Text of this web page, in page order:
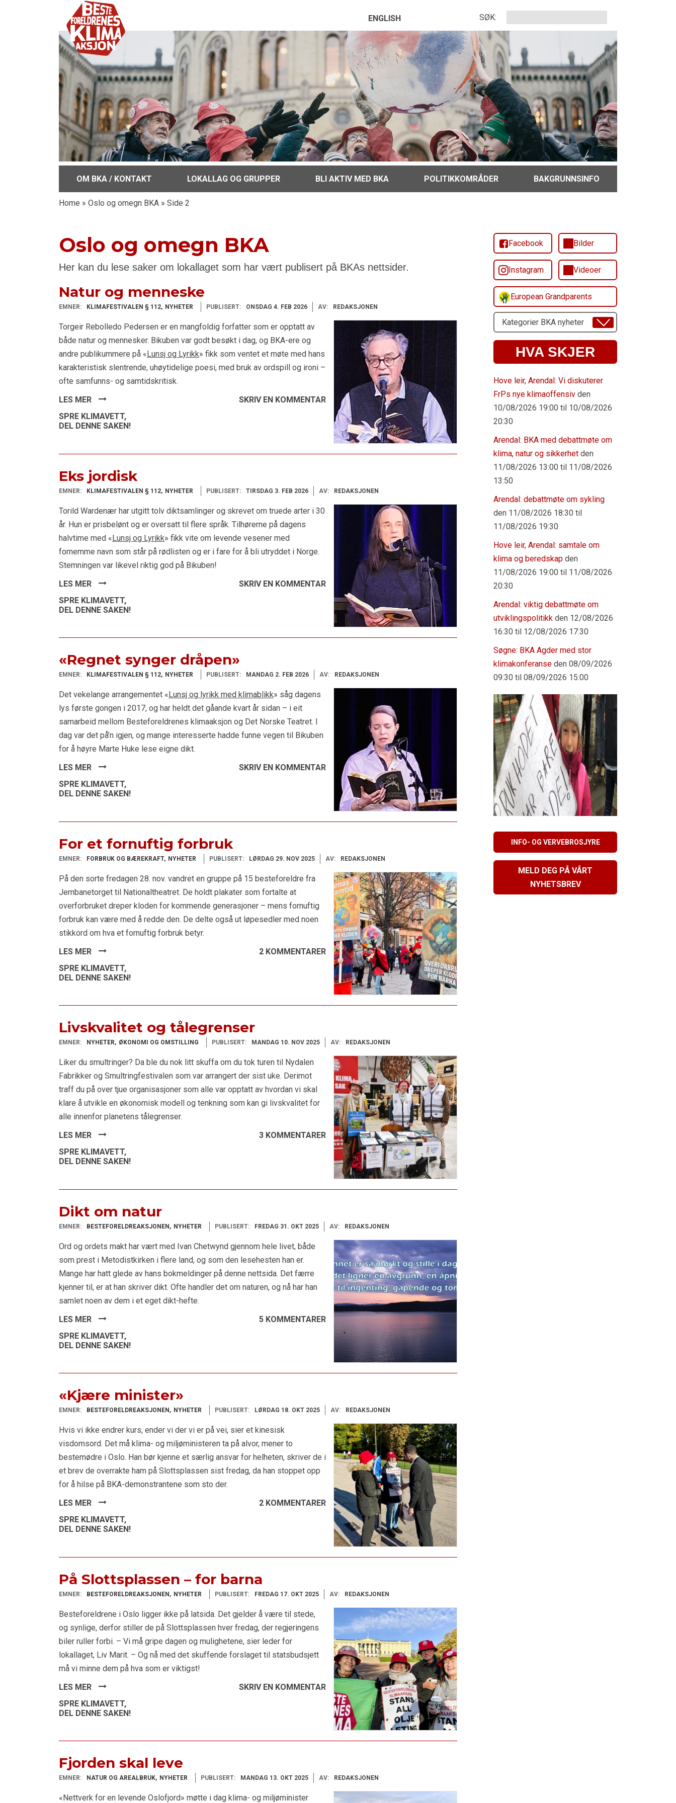
ENGLISH SØK:
OM BKA / KONTAKT LOKALLAG OG GRUPPER BLI AKTIV MED BKA POLITIKKOMRÅDER BAKGRUNNSINFO
Home » Oslo og omegn BKA » Side 2
Oslo og omegn BKA
Her kan du lese saker om lokallaget som har vært publisert på BKAs nettsider.
Natur og menneske
EMNER: KLIMAFESTIVALEN § 112 NYHETER PUBLISERT: ONSDAG 4. FEB 2026 AV: REDAKSJONEN
Torgeir Rebolledo Pedersen er en mangfoldig forfatter som er opptatt av
både natur og mennesker. Bikuben var godt besøkt i dag, og BKA-ere og
andre publikummere på «Lunsj og Lyrikk» fikk som ventet et møte med hans
karakteristisk slentrende, uhøytidelige poesi, med bruk av ordspill og ironi –
ofte samfunns- og samtidskritisk.
LES MER
SKRIV EN KOMMENTAR
SPRE KLIMAVETT,
DEL DENNE SAKEN!
Eks jordisk
EMNER: KLIMAFESTIVALEN § 112 NYHETER PUBLISERT: TIRSDAG 3. FEB 2026 AV: REDAKSJONEN
Torild Wardenær har utgitt tolv diktsamlinger og skrevet om truede arter i 30
år. Hun er prisbelønt og er oversatt til flere språk. Tilhørerne på dagens
halvtime med «Lunsj og Lyrikk» fikk vite om levende vesener med
fornemme navn som står på rødlisten og er i fare for å bli utryddet i Norge.
Stemningen var likevel riktig god på Bikuben!
LES MER
SKRIV EN KOMMENTAR
SPRE KLIMAVETT,
DEL DENNE SAKEN!
«Regnet synger dråpen»
EMNER: KLIMAFESTIVALEN § 112 NYHETER PUBLISERT: MANDAG 2. FEB 2026 AV: REDAKSJONEN
Det vekelange arrangementet «Lunsj og lyrikk med klimablikk» såg dagens
lys første gongen i 2017, og har heldt det gåande kvart år sidan – i eit
samarbeid mellom Besteforeldrenes klimaaksjon og Det Norske Teatret. I
dag var det på’n igjen, og mange interesserte hadde funne vegen til Bikuben
for å høyre Marte Huke lese eigne dikt.
LES MER
SKRIV EN KOMMENTAR
SPRE KLIMAVETT,
DEL DENNE SAKEN!
For et fornuftig forbruk
EMNER: FORBRUK OG BÆREKRAFT NYHETER PUBLISERT: LØRDAG 29. NOV 2025 AV: REDAKSJONEN
På den sorte fredagen 28. nov. vandret en gruppe på 15 besteforeldre fra
Jernbanetorget til Nationaltheatret. De holdt plakater som fortalte at
overforbruket dreper kloden for kommende generasjoner – mens fornuftig
forbruk kan være med å redde den. De delte også ut løpesedler med noen
stikkord om hva et fornuftig forbruk betyr.
LES MER
2 KOMMENTARER
SPRE KLIMAVETT,
DEL DENNE SAKEN!
Livskvalitet og tålegrenser
EMNER: NYHETER ØKONOMI OG OMSTILLING PUBLISERT: MANDAG 10. NOV 2025 AV: REDAKSJONEN
Liker du smultringer? Da ble du nok litt skuffa om du tok turen til Nydalen
Fabrikker og Smultringfestivalen som var arrangert der sist uke. Derimot
traff du på over tjue organisasjoner som alle var opptatt av hvordan vi skal
klare å utvikle en økonomisk modell og tenkning som kan gi livskvalitet for
alle innenfor planetens tålegrenser.
LES MER
3 KOMMENTARER
SPRE KLIMAVETT,
DEL DENNE SAKEN!
Dikt om natur
EMNER: BESTEFORELDREAKSJONEN NYHETER PUBLISERT: FREDAG 31. OKT 2025 AV: REDAKSJONEN
Ord og ordets makt har vært med Ivan Chetwynd gjennom hele livet, både
som prest i Metodistkirken i flere land, og som den lesehesten han er.
Mange har hatt glede av hans bokmeldinger på denne nettsida. Det færre
kjenner til, er at han skriver dikt. Ofte handler det om naturen, og nå har han
samlet noen av dem i et eget dikt-hefte.
LES MER
5 KOMMENTARER
SPRE KLIMAVETT,
DEL DENNE SAKEN!
«Kjære minister»
EMNER: BESTEFORELDREAKSJONEN NYHETER PUBLISERT: LØRDAG 18. OKT 2025 AV: REDAKSJONEN
Hvis vi ikke endrer kurs, ender vi der vi er på vei, sier et kinesisk
visdomsord. Det må klima- og miljøministeren ta på alvor, mener to
bestemødre i Oslo. Han bør kjenne et særlig ansvar for helheten, skriver de i
et brev de overrakte ham på Slottsplassen sist fredag, da han stoppet opp
for å hilse på BKA-demonstrantene som sto der.
LES MER
2 KOMMENTARER
SPRE KLIMAVETT,
DEL DENNE SAKEN!
På Slottsplassen – for barna
EMNER: BESTEFORELDREAKSJONEN NYHETER PUBLISERT: FREDAG 17. OKT 2025 AV: REDAKSJONEN
Besteforeldrene i Oslo ligger ikke på latsida. Det gjelder å være til stede,
og synlige, derfor stiller de på Slottsplassen hver fredag, der regjeringens
biler ruller forbi. – Vi må gripe dagen og mulighetene, sier leder for
lokallaget, Liv Marit. – Og nå med det skuffende forslaget til statsbudsjett
må vi minne dem på hva som er viktigst!
LES MER
SKRIV EN KOMMENTAR
SPRE KLIMAVETT,
DEL DENNE SAKEN!
Fjorden skal leve
EMNER: NATUR OG AREALBRUK NYHETER PUBLISERT: MANDAG 13. OKT 2025 AV: REDAKSJONEN
«Nettverk for en levende Oslofjord» møtte i dag klima- og miljøminister
Facebook Bilder
Instagram Videoer
European Grandparents
Velg
Emne
HVA SKJER
Hove leir, Arendal: Vi diskuterer
FrPs nye klimaoffensiv den
10/08/2026 19:00 til 10/08/2026
20:30
Arendal: BKA med debattmøte om
klima, natur og sikkerhet den
11/08/2026 13:00 til 11/08/2026
13:50
Arendal: debattmøte om sykling
den 11/08/2026 18:30 til
11/08/2026 19:30
Hove leir, Arendal: samtale om
klima og beredskap den
11/08/2026 19:00 til 11/08/2026
20:30
Arendal: viktig debattmøte om
utviklingspolitikk den 12/08/2026
16:30 til 12/08/2026 17:30
Søgne: BKA Agder med stor
klimakonferanse den 08/09/2026
09:30 til 08/09/2026 15:00
INFO- OG VERVEBROSJYRE
MELD DEG PÅ VÅRT
NYHETSBREV